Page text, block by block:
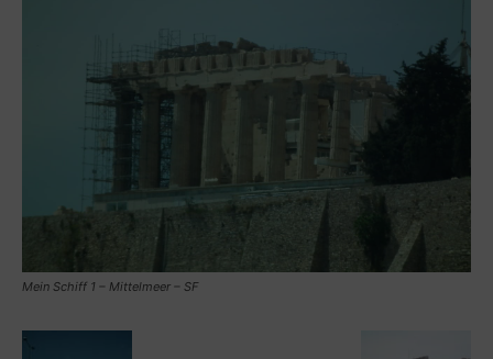
Mein Schiff 1 – Mittelmeer – SF